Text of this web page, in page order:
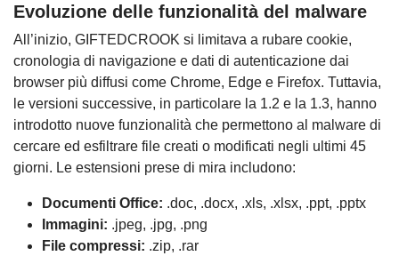
Evoluzione delle funzionalità del malware
All’inizio, GIFTEDCROOK si limitava a rubare cookie,
cronologia di navigazione e dati di autenticazione dai
browser più diffusi come Chrome, Edge e Firefox. Tuttavia,
le versioni successive, in particolare la 1.2 e la 1.3, hanno
introdotto nuove funzionalità che permettono al malware di
cercare ed esfiltrare file creati o modificati negli ultimi 45
giorni. Le estensioni prese di mira includono:
Documenti Office: .doc, .docx, .xls, .xlsx, .ppt, .pptx
Immagini: .jpeg, .jpg, .png
File compressi: .zip, .rar